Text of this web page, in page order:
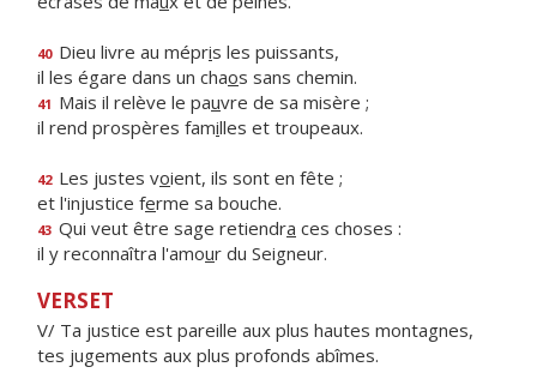
40 Dieu livre au mépris les puissants,
il les égare dans un chaos sans chemin.
41 Mais il relève le pauvre de sa misère ;
il rend prospères familles et troupeaux.
42 Les justes voient, ils sont en fête ;
et l'injustice ferme sa bouche.
43 Qui veut être sage retiendra ces choses :
il y reconnaîtra l'amour du Seigneur.
VERSET
V/ Ta justice est pareille aux plus hautes montagnes,
tes jugements aux plus profonds abîmes.